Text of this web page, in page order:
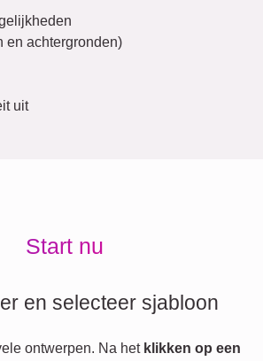
en achtergronden)
uit
Start nu
en selecteer sjabloon
ontwerpen. Na het klikken op een